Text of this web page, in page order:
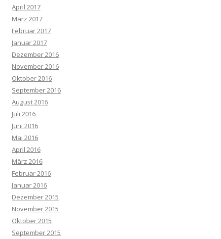
April 2017
März 2017
Februar 2017
Januar 2017
Dezember 2016
November 2016
Oktober 2016
September 2016
August 2016
Juli 2016
Juni 2016
Mai 2016
April 2016
März 2016
Februar 2016
Januar 2016
Dezember 2015
November 2015
Oktober 2015
September 2015